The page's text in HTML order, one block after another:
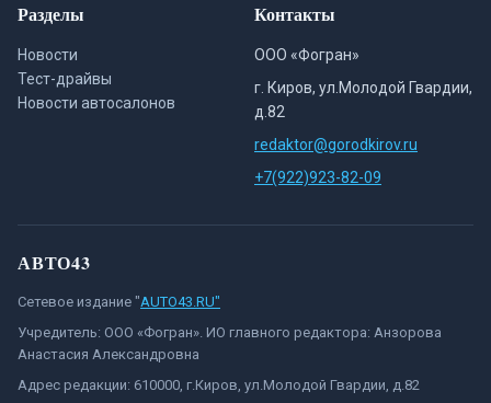
Разделы
Новости
Тест-драйвы
Новости автосалонов
Контакты
ООО «Фогран»
г. Киров, ул.Молодой Гвардии,
д.82
redaktor@gorodkirov.ru
+7(922)923-82-09
АВТО43
Сетевое издание "AUTO43.RU"
Учредитель: ООО «Фогран». ИО главного редактора: Анзорова
Анастасия Александровна
Адрес редакции: 610000, г.Киров, ул.Молодой Гвардии, д.82